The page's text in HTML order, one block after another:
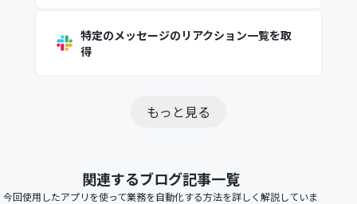
特定のメッセージのリアクション一覧を取
得
もっと見る
関連するブログ記事一覧
今回使用したアプリを使って業務を自動化する方法を詳しく解説していま